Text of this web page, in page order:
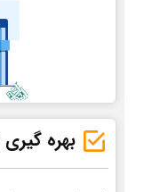
بهره